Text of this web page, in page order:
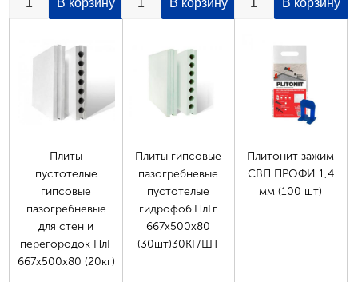
Плиты
пустотелые
гипсовые
пазогребневые
для стен и
перегородок ПлГ
667х500х80 (20кг)
Плиты гипсовые
пазогребневые
пустотелые
гидрофоб.ПлГг
667х500х80
(30шт)30КГ/ШТ
Плитонит зажим
СВП ПРОФИ 1,4
мм (100 шт)